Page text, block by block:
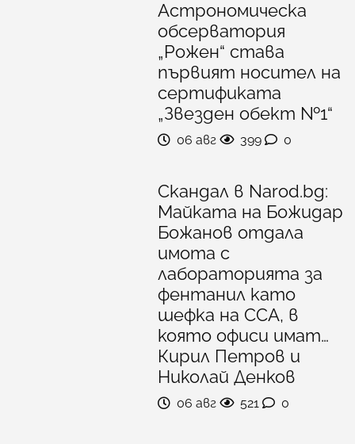
Астрономическа
обсерватория
„Рожен“ става
първият носител на
сертификата
„Звезден обект №1“
06 авг 399 0
Скандал в Narod.bg:
Майката на Божидар
Божанов отдала
имота с
лабораторията за
фентанил като
шефка на ССА, в
която офиси имат…
Кирил Петров и
Николай Денков
06 авг 521 0